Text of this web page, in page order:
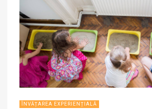
ÎNVĂȚAREA EXPERIENȚIALĂ